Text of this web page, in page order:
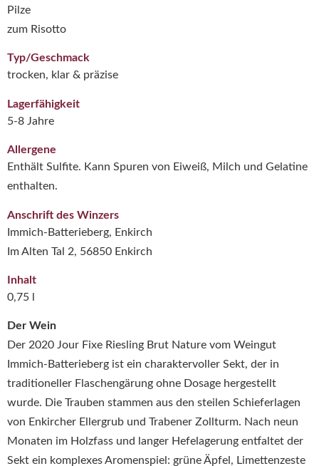
Der Wein
Der 2020 Jour Fixe Riesling Brut Nature vom Weingut
Immich-Batterieberg ist ein charaktervoller Sekt, der in
traditioneller Flaschengärung ohne Dosage hergestellt
wurde. Die Trauben stammen aus den steilen Schieferlagen
von Enkircher Ellergrub und Trabener Zollturm. Nach neun
Monaten im Holzfass und langer Hefelagerung entfaltet der
Sekt ein komplexes Aromenspiel: grüne Äpfel, Limettenzeste
Pilze
zum Risotto
Typ/Geschmack
trocken, klar & präzise
Lagerfähigkeit
5-8 Jahre
Allergene
Enthält Sulfite. Kann Spuren von Eiweiß, Milch und Gelatine
enthalten.
Anschrift des Winzers
Immich-Batterieberg, Enkirch
Im Alten Tal 2, 56850 Enkirch
Inhalt
0,75 l